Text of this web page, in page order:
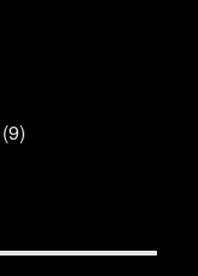
(9)